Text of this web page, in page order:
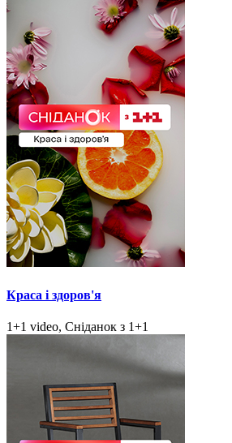
Краса і здоров'я
1+1 video, Сніданок з 1+1